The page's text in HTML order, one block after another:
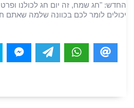
החדש: "חג שמח, זה יום חג לכולנו
יכולים לומר לכם בכוונה שלמה